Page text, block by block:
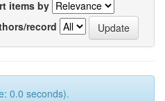
items by
record
0.0 seconds).